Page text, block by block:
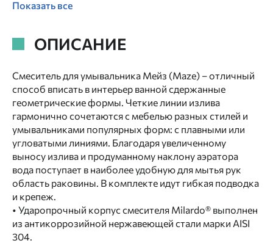
Показать все
ОПИСАНИЕ
Смеситель для умывальника Мейз (Maze) – отличный
способ вписать в интерьер ванной сдержанные
геометрические формы. Четкие линии излива
гармонично сочетаются с мебелью разных стилей и
умывальниками популярных форм: с плавными или
угловатыми линиями. Благодаря увеличенному
выносу излива и продуманному наклону аэратора
вода поступает в наиболее удобную для мытья рук
область раковины. В комплекте идут гибкая подводка
и крепеж.
• Ударопрочный корпус смесителя Milardo® выполнен
из антикоррозийной нержавеющей стали марки AISI
304.